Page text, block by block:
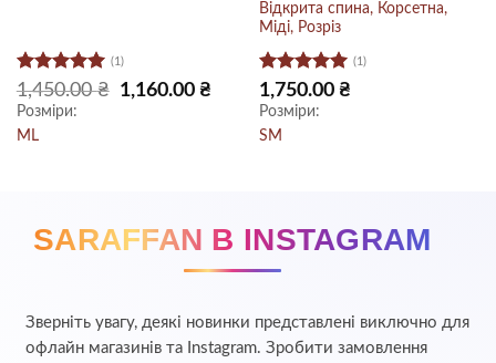
Оцінено в
5з 5
(1)
1,450.00₴
Оригінальна
ціна:
1,160.00₴ Поточна
1,160.00 ₴.
Розміри:
M L
Відкрита спина, Корсетна,
Міді, Розріз
Оцінено в
5з 5
(1)
1,750.00 ₴
Розміри:
S M
₴.
SARAFFAN В INSTAGRAM
Зверніть увагу, деякі новинки представлені виключно для
офлайн магазинів та Instagram. Зробити замовлення